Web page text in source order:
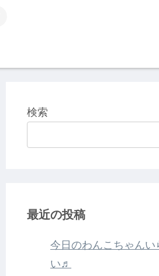
検索
最近の投稿
今日のわんこちゃんい
い♬